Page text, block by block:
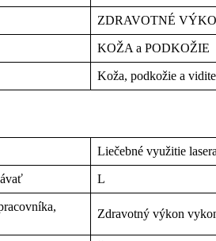
ZDRAVOTNÉ
KOŽA a PODKOŽIE
Koža, podkožie a
Liečebné využitie
L
Zdravotný výkon